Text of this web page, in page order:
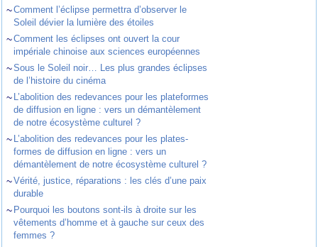
~Comment l’éclipse permettra d’observer le
Soleil dévier la lumière des étoiles
~Comment les éclipses ont ouvert la cour
impériale chinoise aux sciences européennes
~Sous le Soleil noir… Les plus grandes éclipses
de l’histoire du cinéma
~ L’abolition des redevances pour les plateformes
de diffusion en ligne : vers un démantèlement
de notre écosystème culturel ?
~ L’abolition des redevances pour les plates-
formes de diffusion en ligne : vers un
démantèlement de notre écosystème culturel ?
~Vérité, justice, réparations : les clés d’une paix
durable
~ Pourquoi les boutons sont-ils à droite sur les
vêtements d’homme et à gauche sur ceux des
femmes ?